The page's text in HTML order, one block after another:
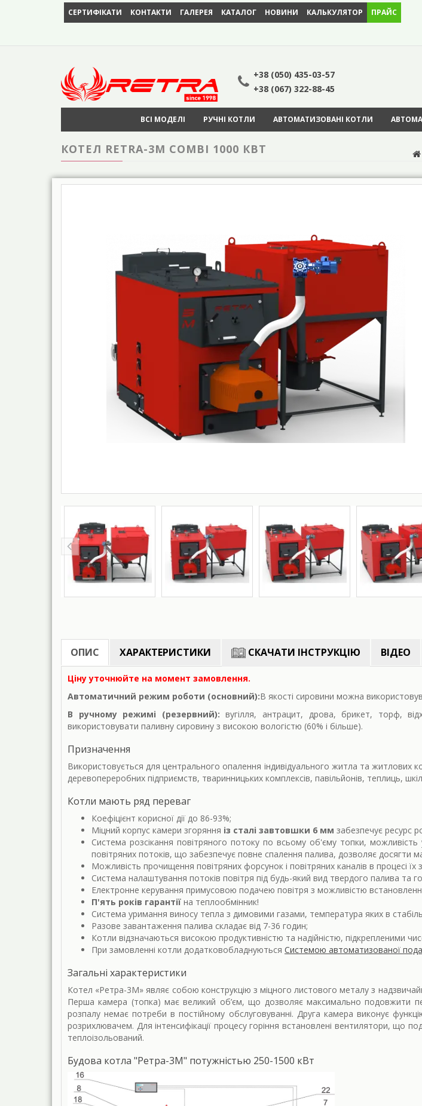
СЕРТИФІКАТИ КОНТАКТИ ГАЛЕРЕЯ КАТАЛОГ НОВИНИ КАЛЬКУЛЯТОР ПРАЙС
+38 (050) 435-03-57
+38 (067) 322-88-45
ВСІ МОДЕЛІ РУЧНІ КОТЛИ АВТОМАТИЗОВАНІ КОТЛИ
КОТЕЛ RETRA-3М COMBI 1000 КВТ
ОПИС ХАРАКТЕРИСТИКИ СКАЧАТИ ІНСТРУКЦІЮ ВІДЕО
Ціну уточнюйте на момент замовлення.
Автоматичний режим роботи (основний):В якості сировини можна
В ручному режимі (резервний): вугілля, антрацит, дрова, брикет, торф,
використовувати паливну сировину з високою вологістю (60% і більше).
Призначення
Використовується для центрального опалення індивідуального житла та житлових
деревопереробних підприємств, тваринницьких комплексів, павільйонів, теплиць,
Котли мають ряд переваг
Коефіцієнт корисної дії до 86-93%;
Міцний корпус камери згоряння із сталі завтовшки 6 мм забезпечує ресурс
Система розсікання повітряного потоку по всьому об'єму топки,
повітряних потоків, що забезпечує повне спалення палива, дозволяє досягти
Можливість прочищення повітряних форсунок і повітряних каналів в процесі їх
Система налаштування потоків повітря під будь-який вид твердого палива та
Електронне керування примусовою подачею повітря з можливістю
П'ять років гарантії на теплообмінник!
Система уримання виносу тепла з димовими газами, температура яких в
Разове завантаження палива складає від 7-36 годин;
Котли відзначаються високою продуктивністю та надійністю, підкрепленими
При замовленні котли додатковобладнуються Системою автоматизованої
Загальні характеристики
Котел «Ретра-3М» являє собою конструкцію з міцного листового металу з
Перша камера (топка) має великий об’єм, що дозволяє максимально подовжити
розпалу немає потреби в постійному обслуговуванні. Друга камера виконує
розрихлювачем. Для інтенсифікації процесу горіння встановлені вентилятори, що
теплоізольований.
Будова котла "Ретра-3М" потужністью 250-1500 кВт